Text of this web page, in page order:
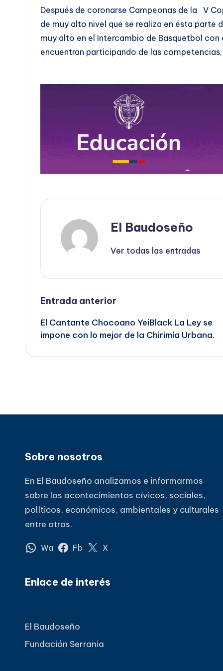
Después de coronarse Campeonas de la V
de muy alto nivel que se realiza en ésta parte
muy alto en el Intercambio de Basquetbol
encuentran participando de las
El Baudoseño
Ver todas las entradas
Navegación
de
entradas
Entrada anterior
El Cantante Chocoano YeiBlack La Ley se
impone con lo mejor de la Chirimía Urbana.
Sobre nosotros
En El Baudoseño analizamos e informarmos
sobre los acontecimientos cívicos, sociales,
políticos, económicos, ambientales y culturales
entre otros.
Wa Fb X
Enlace de interés
El Baudoseño
Fundación Serrania